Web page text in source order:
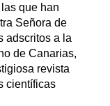
que han
Señora de
adscritos a la
de Canarias,
revista
científicas